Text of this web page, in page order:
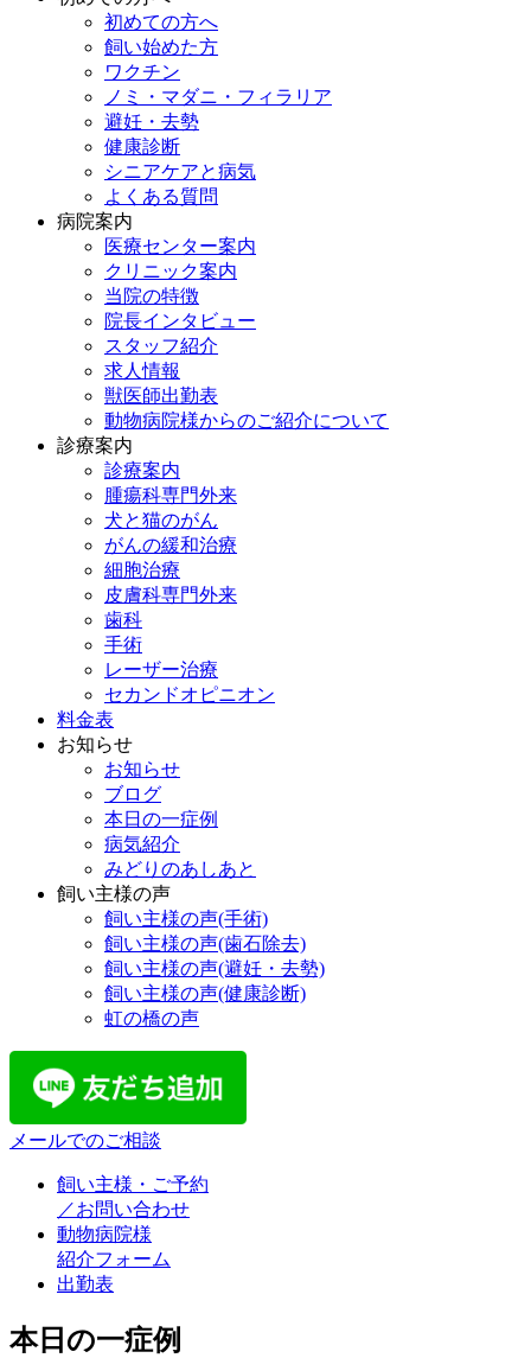
初めての方へ
飼い始めた方
ワクチン
ノミ・マダニ・フィラリア
避妊・去勢
健康診断
シニアケアと病気
よくある質問
病院案内
医療センター案内
クリニック案内
当院の特徴
院長インタビュー
スタッフ紹介
求人情報
獣医師出勤表
動物病院様からのご紹介について
診療案内
診療案内
腫瘍科専門外来
犬と猫のがん
がんの緩和治療
細胞治療
皮膚科専門外来
歯科
手術
レーザー治療
セカンドオピニオン
料金表
お知らせ
お知らせ
ブログ
本日の一症例
病気紹介
みどりのあしあと
飼い主様の声
飼い主様の声(手術)
飼い主様の声(歯石除去)
飼い主様の声(避妊・去勢)
飼い主様の声(健康診断)
虹の橋の声
メールでのご相談
飼い主様・ご予約
／お問い合わせ
動物病院様
紹介フォーム
出勤表
本日の一症例